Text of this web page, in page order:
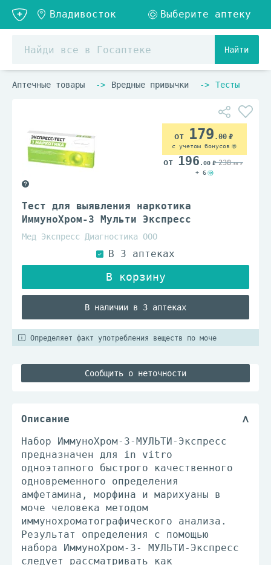
Найти
Аптечные товары Вредные привычки Тесты
Тест для выявления наркотика
ИммуноХром-3 Мульти Экспресс
Мед Экспресс Диагностика ООО
В наличии в 3 аптеках
179 .00
с учетом бонусов
196 .00 238.00
+ 6
Определяет факт употребления веществ по моче
Сообщить о неточности
Описание
Набор ИммуноХром-3-МУЛЬТИ-Экспресс
предназначен для in vitro
одноэтапного быстрого качественного
одновременного определения
амфетамина, морфина и марихуаны в
моче человека методом
иммунохроматографического анализа.
Результат определения с помощью
набора ИммуноХром-3- МУЛЬТИ-Экспресс
следует рассматривать как